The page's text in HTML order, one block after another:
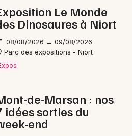
dans les Landes
Le Monde
Dinosaures à Niort
08/08/2026 → 09/08/2026
Parc des expositions - Niort
de-Marsan : nos
idées sorties du
end